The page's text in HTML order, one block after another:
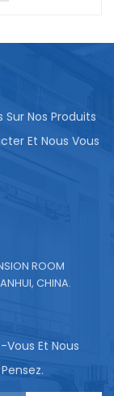
remplissage
couches
et la
sont
ligne de
prendre en
de
ainsi
de
pour
Nos Produits
Et Nous Vous
ROOM
CHINA.
Et Nous